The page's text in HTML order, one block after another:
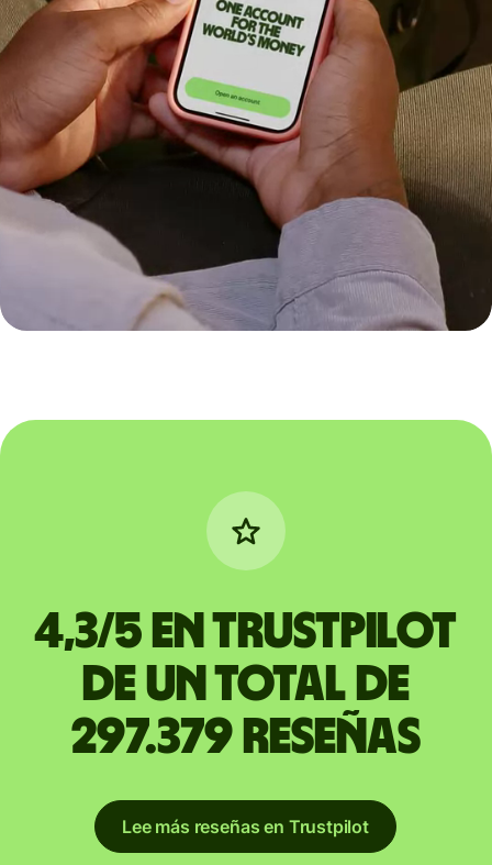
4,3/5 en Trustpilot
de un total de
297.379 reseñas
Lee más reseñas en Trustpilot